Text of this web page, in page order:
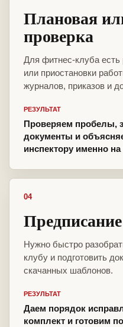
Плановая
проверка
Для фитнес-клуба
или приостановки
журналов, приказов и
РЕЗУЛЬТАТ
Проверяем пробелы,
документы и
инспектору именно
04
Нужно быстро
клубу и подготовить
скачанных шаблонов.
РЕЗУЛЬТАТ
Даем порядок
комплект и готовим